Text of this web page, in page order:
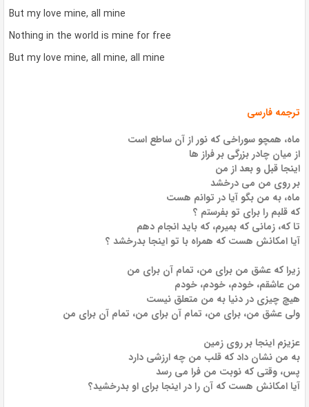
But my love mine, all mine
Nothing in the world is mine for free
But my love mine, all mine, all mine
ترجمه فارسی
ماه، همچو سوراخی که نور از آن ساطع است
از میان چادر بزرگی بر فراز ها
اینجا قبل و بعد از من
بر روی من می درخشد
ماه، به من بگو آیا در توانم هست
که قلبم را برای تو بفرستم ؟
تا که، زمانی که بمیرم، که باید انجام دهم
آیا امکانش هست که همراه با تو اینجا بدرخشد ؟
زیرا که عشق من برای من، تمام آن برای من
من عاشقم، خودم، خودم، خودم
هیچ چیزی در دنیا به من متعلق نیست
ولی عشق من، برای من، تمام آن برای من، تمام آن برای من
عزیزم اینجا بر روی زمین
به من نشان داد که قلب من چه ارزشی دارد
پس، وقتی که نوبت من فرا می رسد
آیا امکانش هست که آن را در اینجا برای او بدرخشید؟